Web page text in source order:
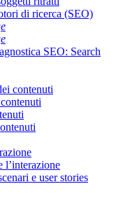
di ricerca (SEO)
SEO: Search
contenuti
l’interazione
e user stories